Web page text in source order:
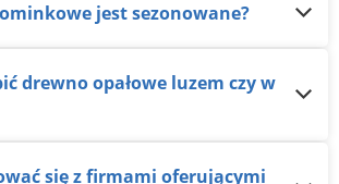
jest sezonowane?